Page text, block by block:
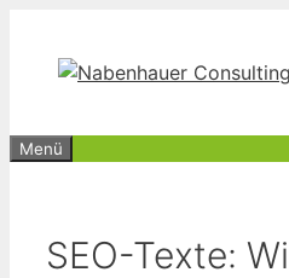
springen
Menü
SEO-Texte: